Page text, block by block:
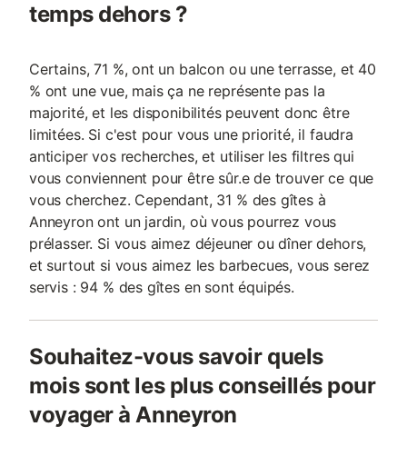
temps dehors ?
Certains, 71 %, ont un balcon ou une terrasse, et 40
% ont une vue, mais ça ne représente pas la
majorité, et les disponibilités peuvent donc être
limitées. Si c'est pour vous une priorité, il faudra
anticiper vos recherches, et utiliser les filtres qui
vous conviennent pour être sûr.e de trouver ce que
vous cherchez. Cependant, 31 % des gîtes à
Anneyron ont un jardin, où vous pourrez vous
prélasser. Si vous aimez déjeuner ou dîner dehors,
et surtout si vous aimez les barbecues, vous serez
servis : 94 % des gîtes en sont équipés.
Souhaitez-vous savoir quels
mois sont les plus conseillés pour
voyager à Anneyron